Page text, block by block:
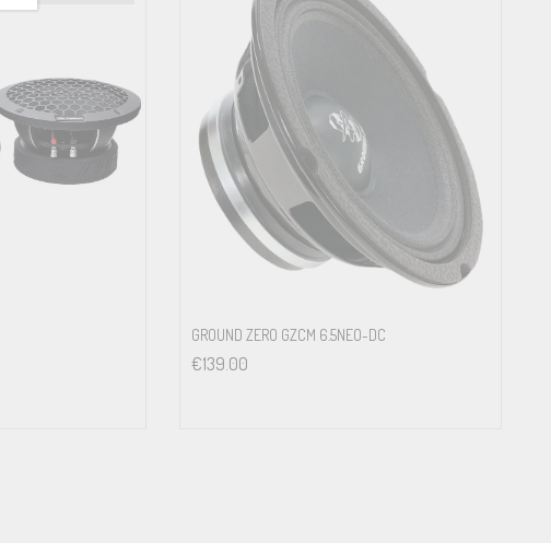
GROUND ZERO GZCM 6.5NEO-DC
€139.00